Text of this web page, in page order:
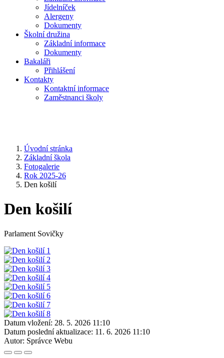
Jídelníček
Alergeny
Dokumenty
Školní družina
Základní informace
Dokumenty
Bakaláři
Přihlášení
Kontakty
Kontaktní informace
Zaměstnanci školy
Úvodní stránka
Základní škola
Fotogalerie
Rok 2025-26
Den košilí
Den košilí
Parlament Sovičky
Datum vložení: 28. 5. 2026 11:10
Datum poslední aktualizace: 11. 6. 2026 11:10
Autor: Správce Webu